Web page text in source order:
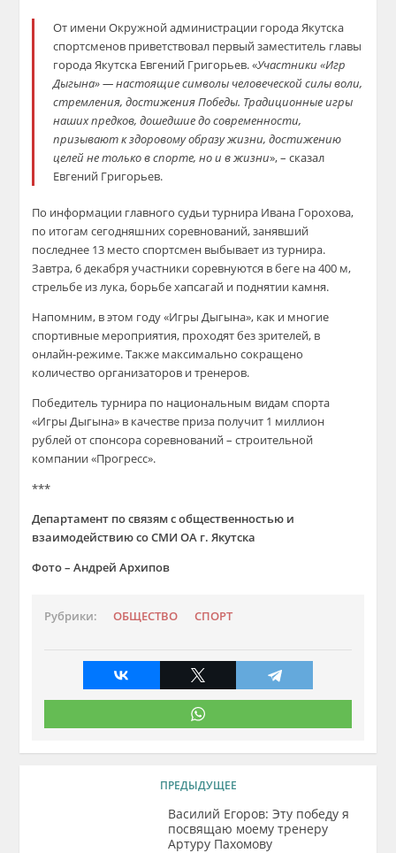
От имени Окружной администрации города Якутска
спортсменов приветствовал первый заместитель главы
города Якутска Евгений Григорьев. «Участники «Игр
Дыгына» — настоящие символы человеческой силы воли,
стремления, достижения Победы. Традиционные игры
наших предков, дошедшие до современности,
призывают к здоровому образу жизни, достижению
целей не только в спорте, но и в жизни», – сказал
Евгений Григорьев.
По информации главного судьи турнира Ивана Горохова,
по итогам сегодняшних соревнований, занявший
последнее 13 место спортсмен выбывает из турнира.
Завтра, 6 декабря участники соревнуются в беге на 400 м,
стрельбе из лука, борьбе хапсагай и поднятии камня.
Напомним, в этом году «Игры Дыгына», как и многие
спортивные мероприятия, проходят без зрителей, в
онлайн-режиме. Также максимально сокращено
количество организаторов и тренеров.
Победитель турнира по национальным видам спорта
«Игры Дыгына» в качестве приза получит 1 миллион
рублей от спонсора соревнований – строительной
компании «Прогресс».
***
Департамент по связям с общественностью и
взаимодействию со СМИ ОА г. Якутска
Фото – Андрей Архипов
Рубрики: ОБЩЕСТВО СПОРТ
ПРЕДЫДУЩЕЕ
Василий Егоров: Эту победу я
посвящаю моему тренеру
Артуру Пахомову